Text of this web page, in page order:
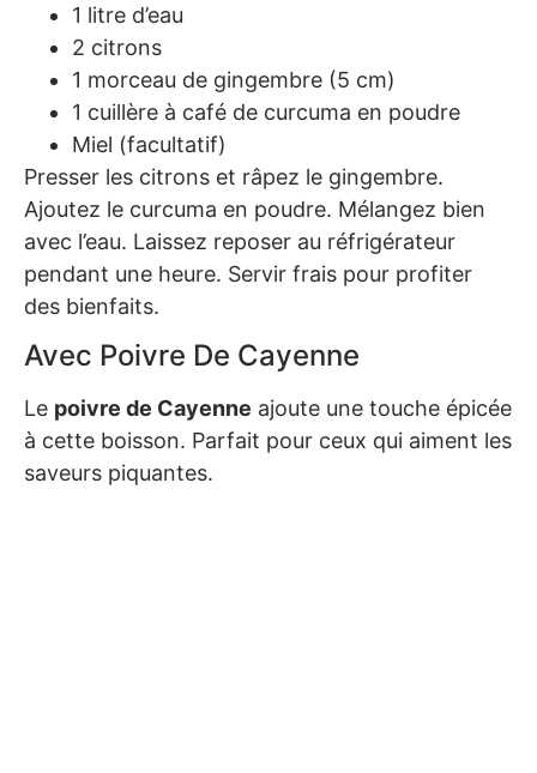
1 litre d’eau
2 citrons
1 morceau de gingembre (5 cm)
1 cuillère à café de curcuma en poudre
Miel (facultatif)
Presser les citrons et râpez le gingembre.
Ajoutez le curcuma en poudre. Mélangez bien
avec l’eau. Laissez reposer au réfrigérateur
pendant une heure. Servir frais pour profiter
des bienfaits.
Avec Poivre De Cayenne
Le poivre de Cayenne ajoute une touche épicée
à cette boisson. Parfait pour ceux qui aiment les
saveurs piquantes.